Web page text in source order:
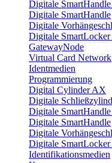
Digitale
Digitale SmartHandle
Digitale
Digitale
GatewayNode
Virtual Card Network
Identmedien
Programmierung
Digital Cylinder AX
Digitale
Digitale
Digitale SmartHandle
Digitale
Digitale
Identifikationsmedien